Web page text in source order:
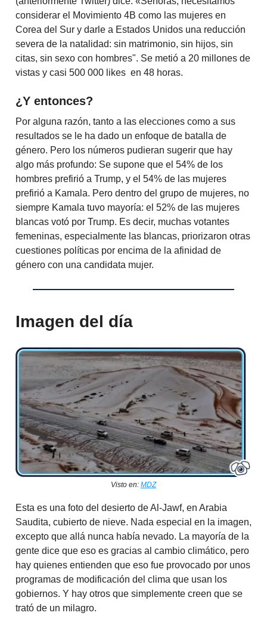
considerar el Movimiento 4B como las mujeres en
Corea del Sur y darle a Estados Unidos una reducción
severa de la natalidad: sin matrimonio, sin hijos, sin
citas, sin sexo con hombres". Se metió a 20 millones de
vistas y casi 500 000 likes en 48 horas.
¿Y entonces?
Por alguna razón, tanto a las elecciones como a sus
resultados se le ha dado un enfoque de batalla de
género. Pero los números pudieran sugerir que hay
algo más profundo: Se supone que el 54% de los
hombres prefirió a Trump, y el 54% de las mujeres
prefirió a Kamala. Pero dentro del grupo de mujeres, no
siempre Kamala tuvo mayoría: el 52% de las mujeres
blancas votó por Trump. Es decir, muchas votantes
femeninas, especialmente las blancas, priorizaron otras
cuestiones políticas por encima de la afinidad de
género con una candidata mujer.
Imagen del día
Visto en: MDZ
Esta es una foto del desierto de Al-Jawf, en Arabia
Saudita, cubierto de nieve. Nada especial en la imagen,
excepto que allá nunca había nevado. La mayoría de la
gente dice que eso es gracias al cambio climático, pero
hay quienes entienden que eso fue provocado por unos
programas de modificación del clima que usan los
gobiernos. Y hay otros que simplemente creen que se
trató de un milagro.